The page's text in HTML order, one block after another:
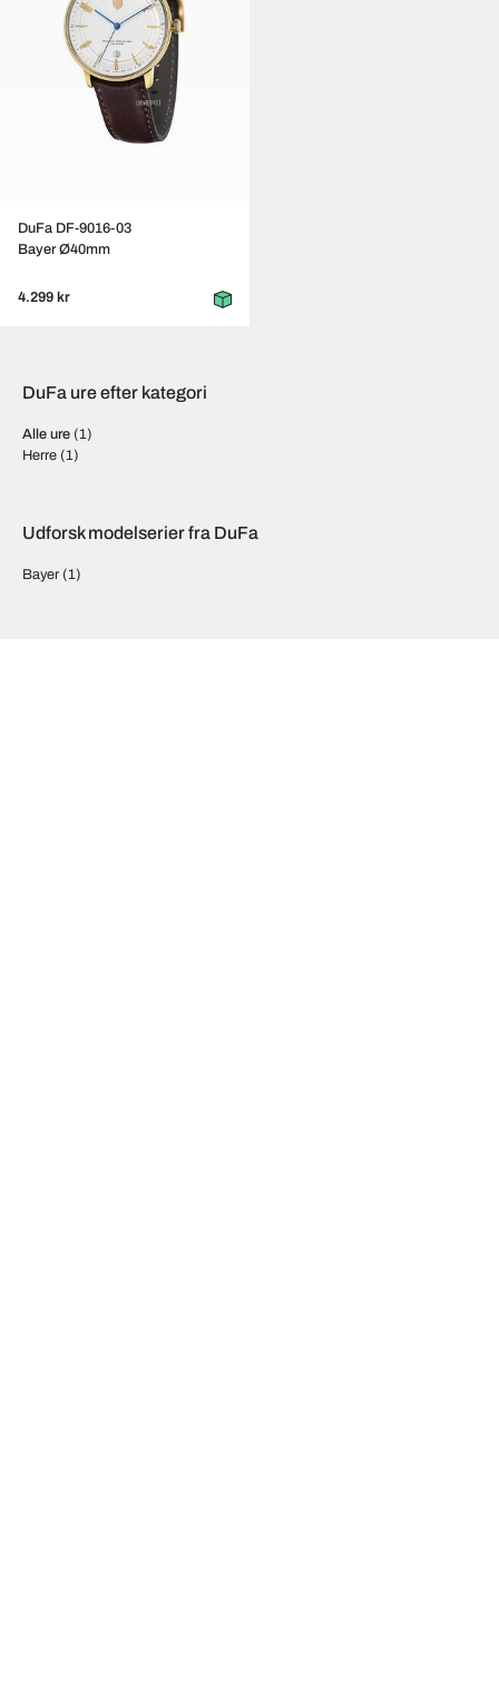
DuFa DF-9016-03
Bayer Ø40mm
4.299 kr
DuFa ure efter kategori
Alle ure (1)
Herre (1)
Udforsk modelserier fra DuFa
Bayer (1)